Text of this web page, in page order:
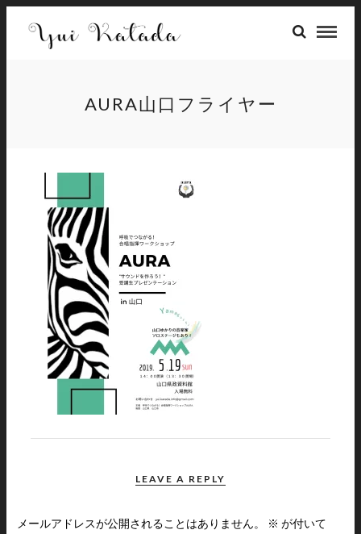
AURA山口フライヤー
LEAVE A REPLY
メールアドレスが公開されることはありません。 ※ が付いて